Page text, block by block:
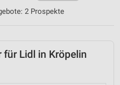
2 Prospekte
für Lidl in Kröpelin